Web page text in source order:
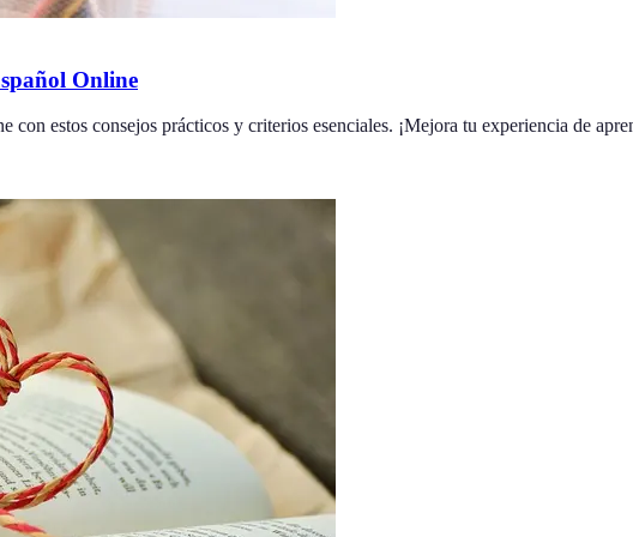
Online
estos consejos prácticos y criterios esenciales. ¡Mejora tu experiencia de